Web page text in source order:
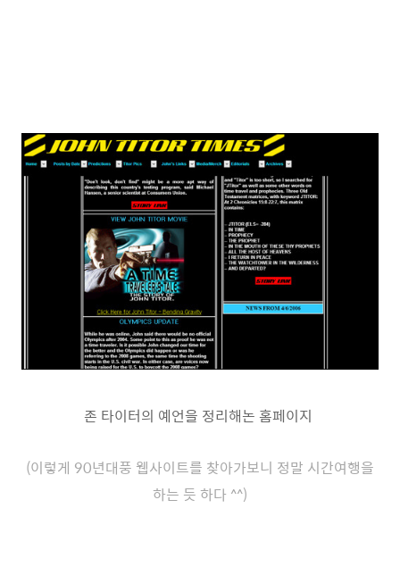
존 타이터의 예언을 정리해논 홈페이지
(이렇게 90년대풍 웹사이트를 찾아가보니 정말 시간여행을
하는 듯 하다 ^^)